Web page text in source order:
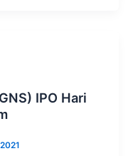
IPO Hari